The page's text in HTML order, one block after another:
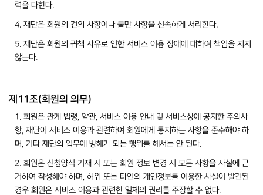
력을 다한다.
4. 재단은 회원의 건의 사항이나 불만 사항을 신속하게 처리한다.
5. 재단은 회원의 귀책 사유로 인한 서비스 이용 장애에 대하여 책임을 지지
않는다.
제11조(회원의 의무)
1. 회원은 관계 법령, 약관, 서비스 이용 안내 및 서비스상에 공지한 주의사
항, 재단이 서비스 이용과 관련하여 회원에게 통지하는 사항을 준수해야 하
며, 기타 재단의 업무에 방해가 되는 행위를 해서는 안 된다.
2. 회원은 신청양식 기재 시 또는 회원 정보 변경 시 모든 사항을 사실에 근
거하여 작성해야 하며, 허위 또는 타인의 개인정보를 이용한 사실이 발견된
경우 회원은 서비스 이용과 관련한 일체의 권리를 주장할 수 없다.